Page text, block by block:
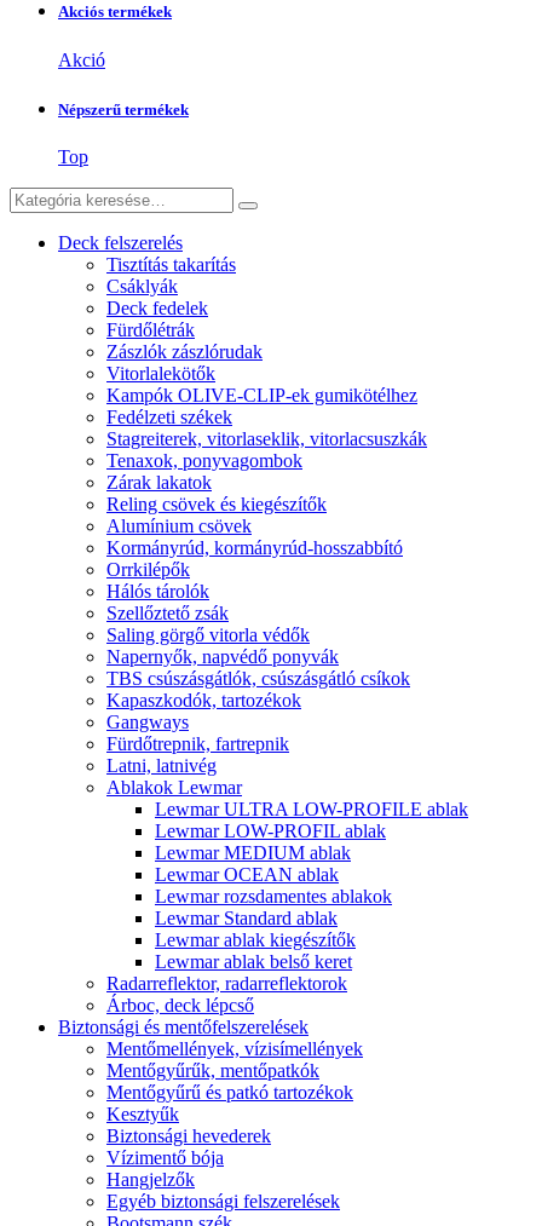
Akciós termékek
Akció
Népszerű termékek
Top
Deck felszerelés
Tisztítás takarítás
Csáklyák
Deck fedelek
Fürdőlétrák
Zászlók zászlórudak
Vitorlalekötők
Kampók OLIVE-CLIP-ek gumikötélhez
Fedélzeti székek
Stagreiterek, vitorlaseklik, vitorlacsuszkák
Tenaxok, ponyvagombok
Zárak lakatok
Reling csövek és kiegészítők
Alumínium csövek
Kormányrúd, kormányrúd-hosszabbító
Orrkilépők
Hálós tárolók
Szellőztető zsák
Saling görgő vitorla védők
Napernyők, napvédő ponyvák
TBS csúszásgátlók, csúszásgátló csíkok
Kapaszkodók, tartozékok
Gangways
Fürdőtrepnik, fartrepnik
Latni, latnivég
Ablakok Lewmar
Lewmar ULTRA LOW-PROFILE ablak
Lewmar LOW-PROFIL ablak
Lewmar MEDIUM ablak
Lewmar OCEAN ablak
Lewmar rozsdamentes ablakok
Lewmar Standard ablak
Lewmar ablak kiegészítők
Lewmar ablak belső keret
Radarreflektor, radarreflektorok
Árboc, deck lépcső
Biztonsági és mentőfelszerelések
Mentőmellények, vízisímellények
Mentőgyűrűk, mentőpatkók
Mentőgyűrű és patkó tartozékok
Kesztyűk
Biztonsági hevederek
Vízimentő bója
Hangjelzők
Egyéb biztonsági felszerelések